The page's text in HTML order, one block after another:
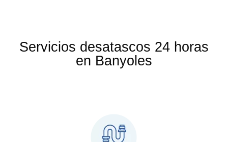
Servicios desatascos 24 horas
en Banyoles